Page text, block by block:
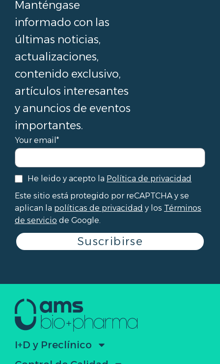
Manténgase
informado con las
últimas noticias,
actualizaciones,
contenido exclusivo,
artículos interesantes
y anuncios de eventos
importantes.
Your email*
He leido y acepto la Política de privacidad
Este sitio está protegido por reCAPTCHA y se
aplican la políticas de privacidad y los Términos
de servicio de Google.
Suscribirse
I+D y Preclínico